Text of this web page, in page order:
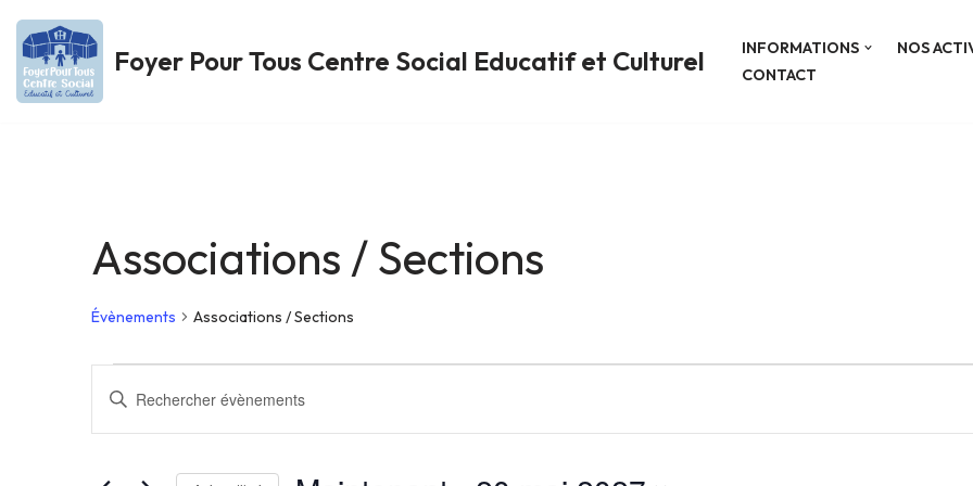
Aller
au
Foyer Pour Tous Centre Social Educatif et Culturel INFORMATIONS NOS
CONTACT
Associations / Sections
Évènements Associations / Sections
Recherche
et
Saisir